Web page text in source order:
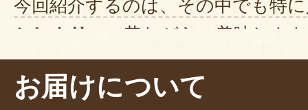
今回紹介するのは、その中でも特
シヒカリ」
。昔ながらの美味しさ
リの原種である「従来品種」です。
は香りが豊かで、一粒一粒がツヤ
お届けについて